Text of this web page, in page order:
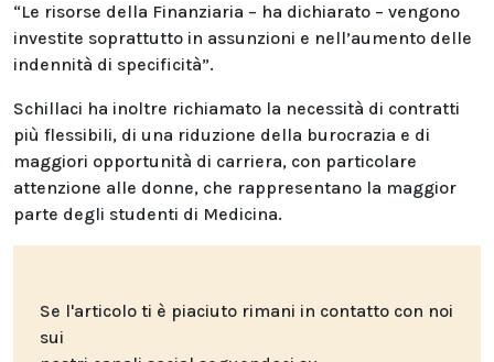
“Le risorse della Finanziaria – ha dichiarato – vengono
investite soprattutto in assunzioni e nell’aumento delle
indennità di specificità”.
Schillaci ha inoltre richiamato la necessità di contratti
più flessibili, di una riduzione della burocrazia e di
maggiori opportunità di carriera, con particolare
attenzione alle donne, che rappresentano la maggior
parte degli studenti di Medicina.
Se l'articolo ti è piaciuto rimani in contatto con noi
sui